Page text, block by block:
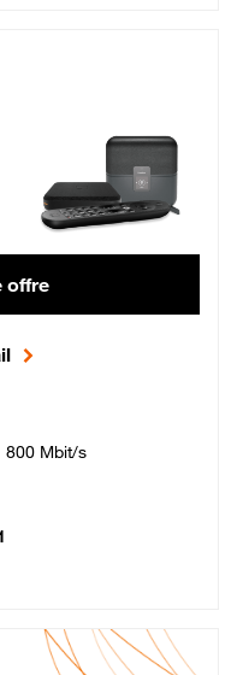
€ par mois, Engagement 12 mois
offre
Mbit/s